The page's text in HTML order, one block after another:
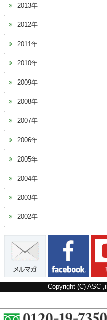
2013年
2012年
2011年
2010年
2009年
2008年
2007年
2006年
2005年
2004年
2003年
2002年
Copyright (C) ASC